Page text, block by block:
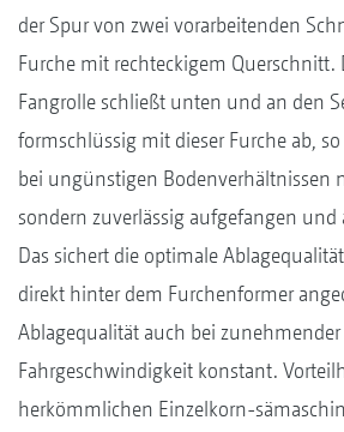
der Spur von zwei vorarbeitenden
Furche mit rechteckigem Querschnitt.
Fangrolle schließt unten und an den
formschlüssig mit dieser Furche ab,
bei ungünstigen Bodenverhältnissen
sondern zuverlässig aufgefangen
Das sichert die optimale
direkt hinter dem Furchenformer
Ablagequalität auch bei zunehmender
Fahrgeschwindigkeit konstant.
herkömmlichen Einzelkorn-